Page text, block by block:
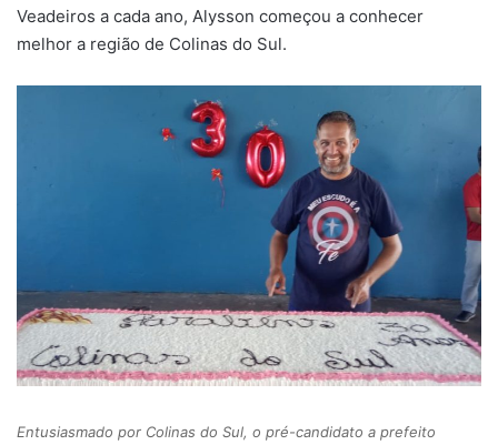
Veadeiros a cada ano, Alysson começou a conhecer
melhor a região de Colinas do Sul.
Entusiasmado por Colinas do Sul, o pré-candidato a prefeito